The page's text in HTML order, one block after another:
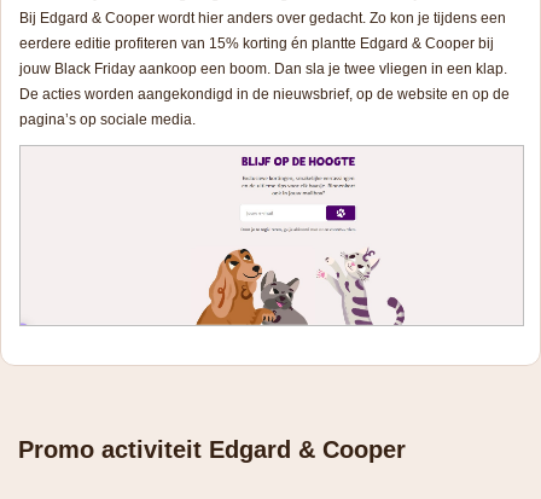
Bij Edgard & Cooper wordt hier anders over gedacht. Zo kon je tijdens een
eerdere editie profiteren van 15% korting én plantte Edgard & Cooper bij
jouw Black Friday aankoop een boom. Dan sla je twee vliegen in een klap.
De acties worden aangekondigd in de nieuwsbrief, op de website en op de
pagina’s op sociale media.
Promo activiteit Edgard & Cooper